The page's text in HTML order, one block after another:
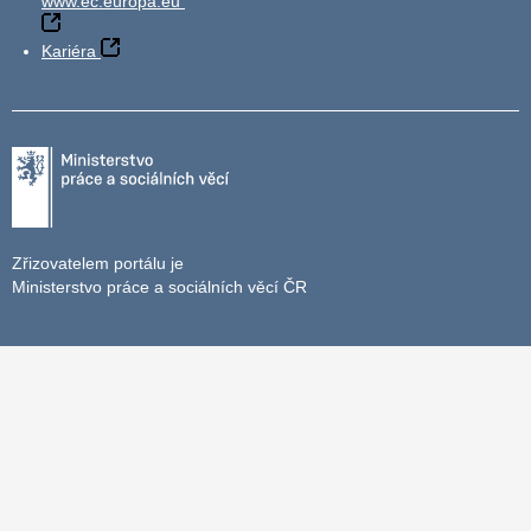
Kariéra
Zřizovatelem portálu je
Ministerstvo práce a sociálních věcí ČR